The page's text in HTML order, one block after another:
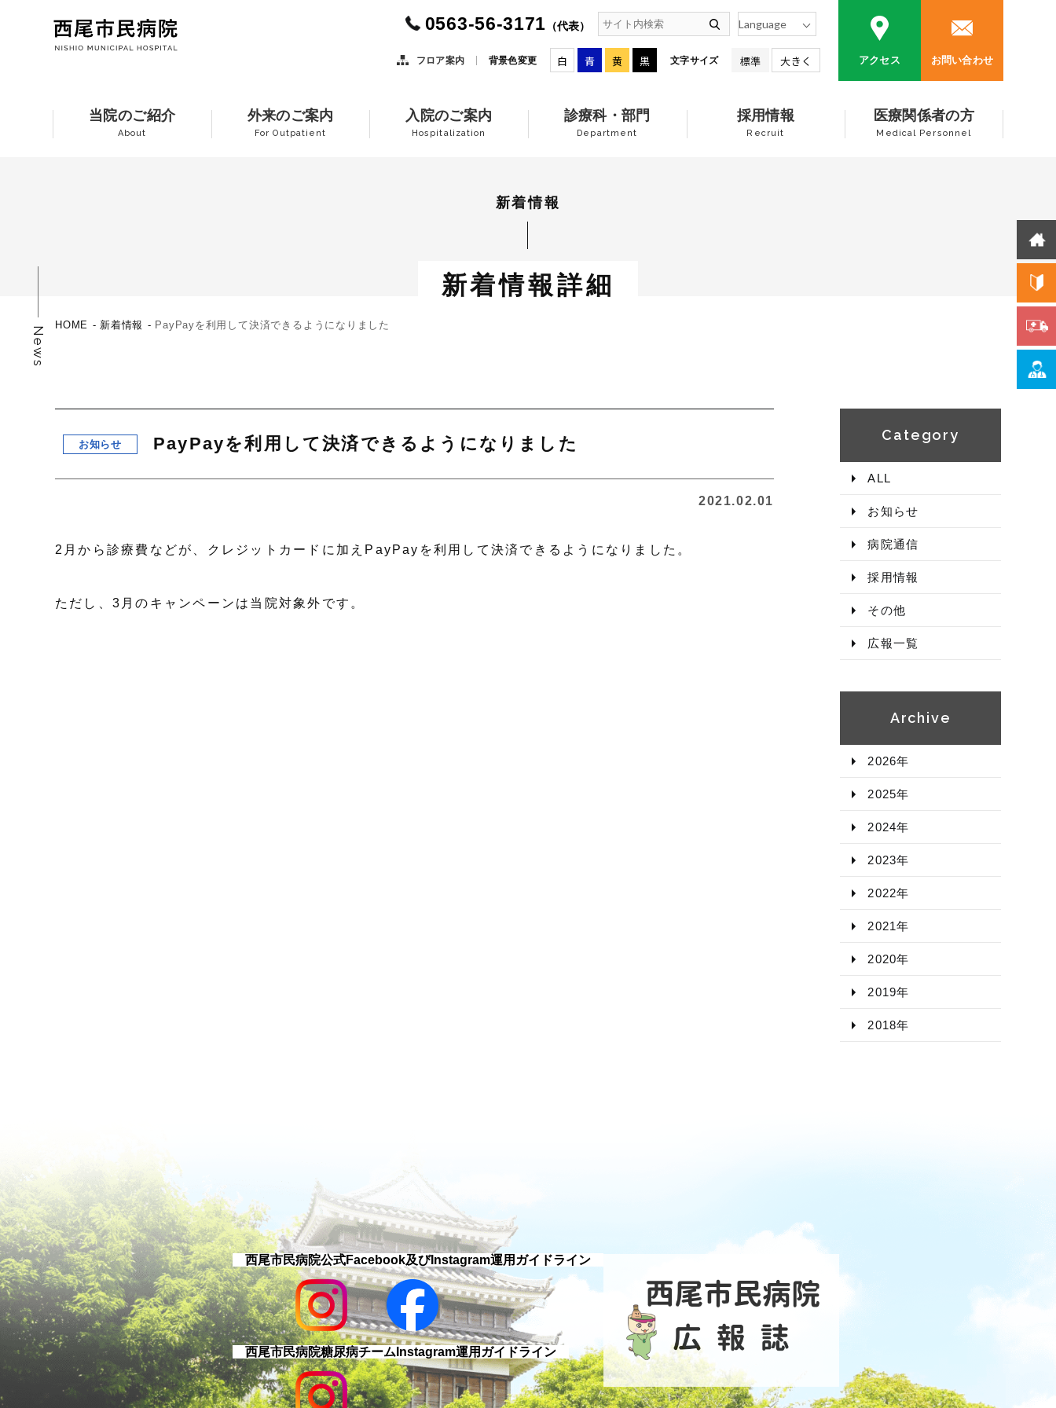
アクセス お問い合わせ
0563-56-3171 （代表）
フロア案内 背景色変更 白 青 黄 黒 文字サイズ 標準 大きく
当院のご紹介
About
外来のご案内
For Outpatient
入院のご案内
Hospitalization
診療科・部門
Department
採用情報
Recruit
医療関係者の方
Medical Personnel
News
新着情報
新着情報詳細
HOME 新着情報 PayPayを利用して決済できるようになりました
お知らせ PayPayを利用して決済できるようになりました
2021.02.01
2月から診療費などが、クレジットカードに加えPayPayを利用して決済できるようになりました。
ただし、3月のキャンペーンは当院対象外です。
Category​
ALL
お知らせ
病院通信
採用情報
その他
広報一覧
Archive​
2026年​
2025年​
2024年​
2023年​
2022年​
2021年​
2020年​
2019年​
2018年​
西尾市民病院公式Facebook及びInstagram運用ガイドライン
西尾市民病院糖尿病チームInstagram運用ガイドライン